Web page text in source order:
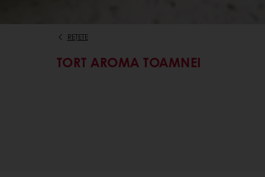
REȚETE
TORT AROMA TOAMNEI